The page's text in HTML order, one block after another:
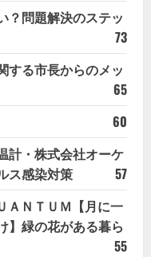
？問題解決のステッ
73
する市長からのメッ
65
60
計・株式会社オーケ
ス感染対策
57
ＡＮＴＵＭ【月に一
】緑の花がある暮ら
55